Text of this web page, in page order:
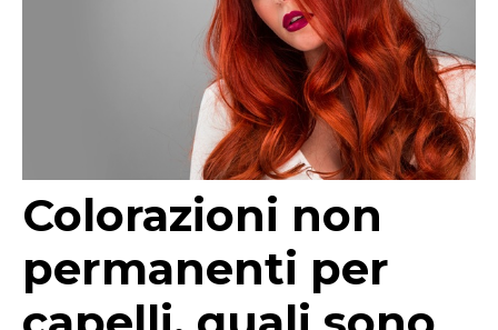
Colorazioni non
permanenti per